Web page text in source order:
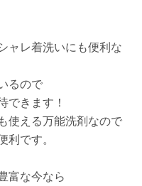
ャレ着洗いにも便利な
るので
できます！
使える万能洗剤なので
です。
富な今なら